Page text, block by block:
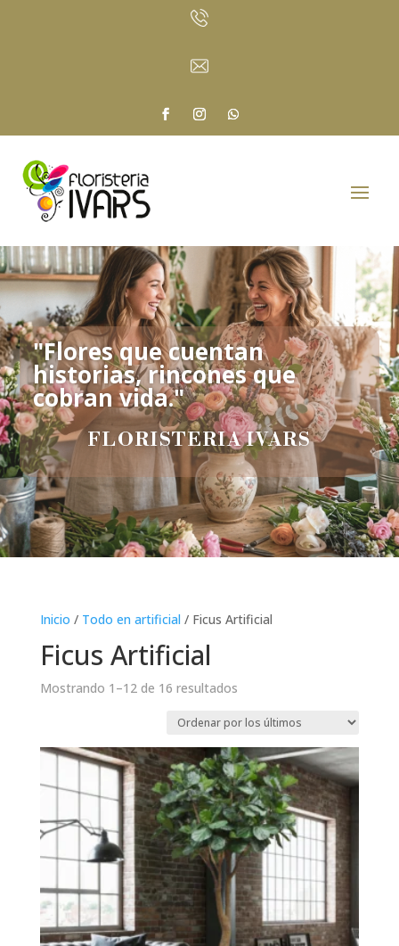
"Flores que cuentan
historias, rincones que
cobran vida."
FLORISTERIA IVARS
Inicio / Todo en artificial / Ficus Artificial
Ficus Artificial
Mostrando 1–12 de 16 resultadosOrdenado
los
últimos